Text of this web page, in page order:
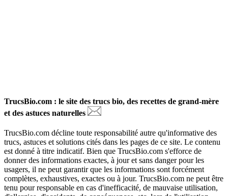
TrucsBio.com : le site des trucs bio, des recettes de grand-mère
et des astuces naturelles
TrucsBio.com décline toute responsabilité autre qu'informative des
trucs, astuces et solutions cités dans les pages de ce site. Le contenu
est donné à titre indicatif. Bien que TrucsBio.com s'efforce de
donner des informations exactes, à jour et sans danger pour les
usagers, il ne peut garantir que les informations sont forcément
complètes, exhaustives, exactes ou à jour. TrucsBio.com ne peut être
tenu pour responsable en cas d'inefficacité, de mauvaise utilisation,